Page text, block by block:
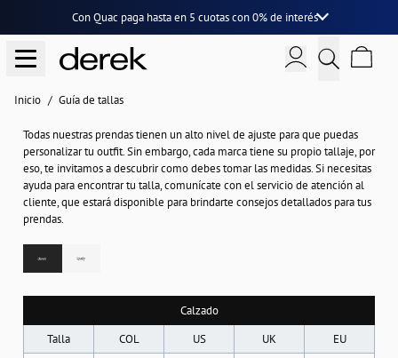
Con Quac paga hasta en 5 cuotascon0% de interés
Inicio Guía de tallas
Todas nuestras prendas tienen un alto nivel de ajuste para que puedas
personalizar tu outfit. Sin embargo, cada marca tiene su propio tallaje, por
eso, te invitamos a descubrir como debes tomar las medidas. Si necesitas
ayuda para encontrar tu talla, comunícate con el servicio de atención al
cliente, que estará disponible para brindarte consejos detallados para tus
prendas.
Calzado
Talla
COL US UK
EU